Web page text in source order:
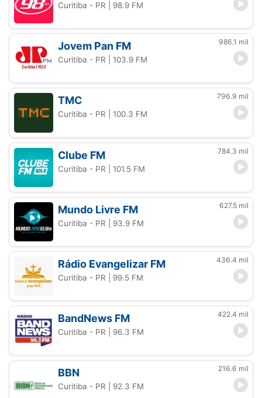
Curitiba - PR | 98.9 FM
Jovem Pan FM 986.1 mil
Curitiba - PR | 103.9 FM
TMC 796.9 mil
Curitiba - PR | 100.3 FM
Clube FM 784.3 mil
Curitiba - PR | 101.5 FM
Mundo Livre FM 627.5 mil
Curitiba - PR | 93.9 FM
Rádio Evangelizar FM 436.4 mil
Curitiba - PR | 99.5 FM
BandNews FM 422.4 mil
Curitiba - PR | 96.3 FM
BBN 216.6 mil
Curitiba - PR | 92.3 FM